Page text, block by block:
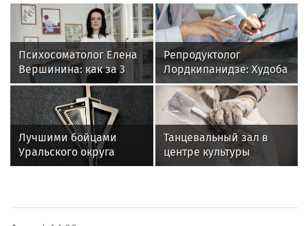
Психосоматолог Елена
Вершинина: как за 3
минуты вернуть себе
равновесие
Репродуктолог
Лордкипанидзе: Худоба
может навсегда лишить
женщину фертильности
Лучшими бойцами
Уральского округа
Росгвардии стали
по охране важных
Танцевальный зал в
центре культуры
«Хорошевский»